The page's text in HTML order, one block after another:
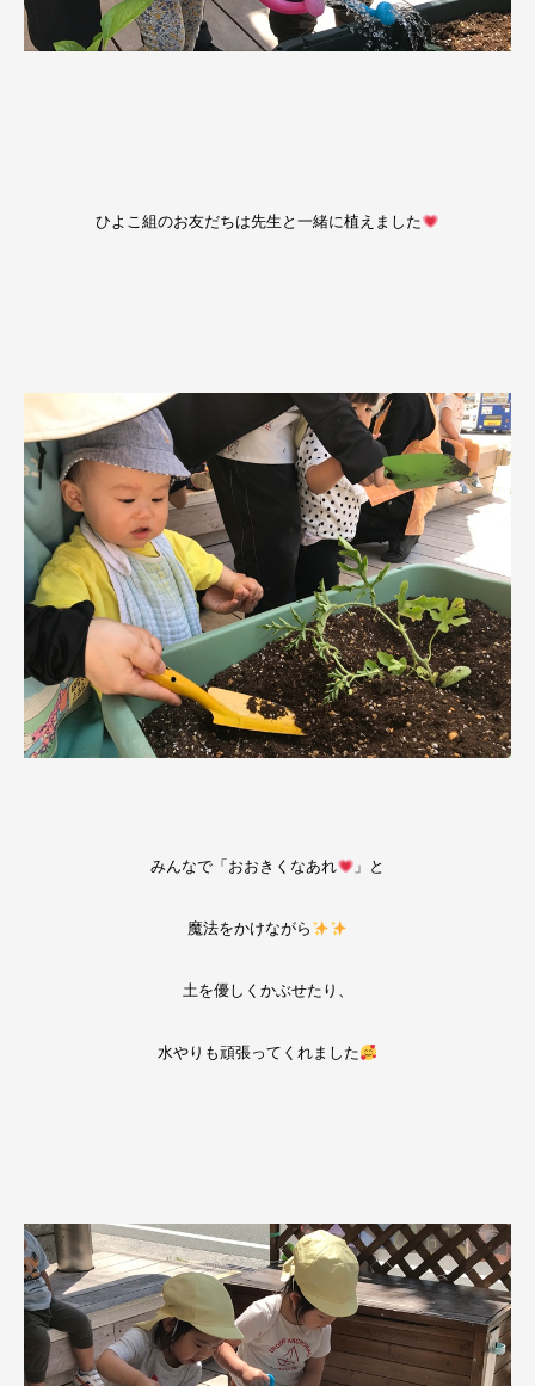
ひよこ組のお友だちは先生と一緒に植えました
みんなで「おおきくなあれ 」と
魔法をかけながら
土を優しくかぶせたり、
水やりも頑張ってくれました